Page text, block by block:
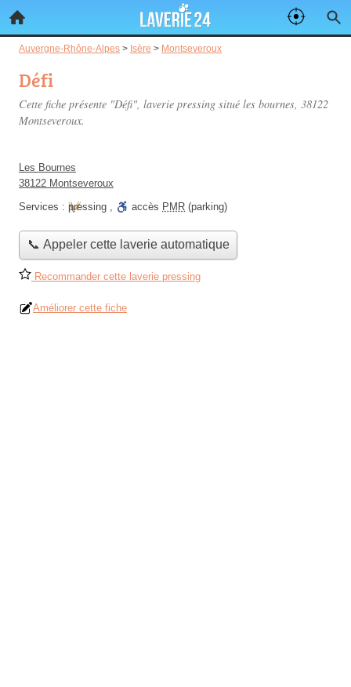
Auvergne-Rhône-Alpes > Isère > Montseveroux
Défi
Cette fiche présente "Défi", laverie pressing situé les bournes, 38122
Montseveroux.
Les Bournes
38122 Montseveroux
Services : pressing , accès PMR (parking)
📞 Appeler cette laverie automatique
Recommander cette laverie pressing
Améliorer cette fiche